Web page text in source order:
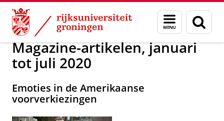
Skip
Content
Skip
Navigation
Menu
en
zoeken
Magazine
Magazine-artikelen, januari
tot juli 2020
Emoties in de Amerikaanse
voorverkiezingen